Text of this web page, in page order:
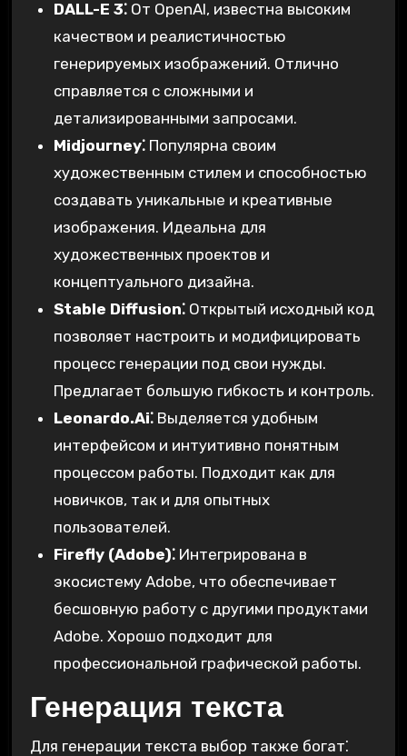
DALL-E 3⁚От OpenAI, известна высоким
качеством и реалистичностью
генерируемых изображений. Отлично
справляется с сложными и
детализированными запросами.
Midjourney⁚Популярна своим
художественным стилем и способностью
создавать уникальные и креативные
изображения. Идеальна для
художественных проектов и
концептуального дизайна.
Stable Diffusion⁚Открытый исходный код
позволяет настроить и модифицировать
процесс генерации под свои нужды.
Предлагает большую гибкость и контроль.
Leonardo.Ai⁚Выделяется удобным
интерфейсом и интуитивно понятным
процессом работы. Подходит как для
новичков, так и для опытных
пользователей.
Firefly (Adobe)⁚Интегрирована в
экосистему Adobe, что обеспечивает
бесшовную работу с другими продуктами
Adobe. Хорошо подходит для
профессиональной графической работы.
Генерация текста
Для генерации текста выбор также богат⁚